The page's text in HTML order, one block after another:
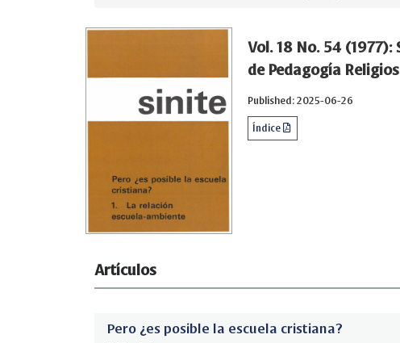
Vol. 18 No. 54
de Pedagogía
Published: 2025-06-26
Índice
Artículos
Pero ¿es posible la escuela cristiana?